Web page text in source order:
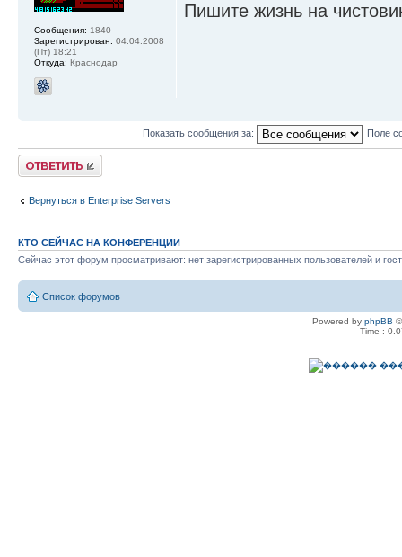
Сообщения: 1840
Зарегистрирован: 04.04.2008
(Пт) 18:21
Откуда: Краснодар
Пишите жизнь на
Показать сообщения за: Поле
Ответить
Вернуться в Enterprise Servers
КТО СЕЙЧАС НА КОНФЕРЕНЦИИ
Сейчас этот форум просматривают: нет зарегистрированных пользователей и
Список форумов
Powered by phpBB
Time :